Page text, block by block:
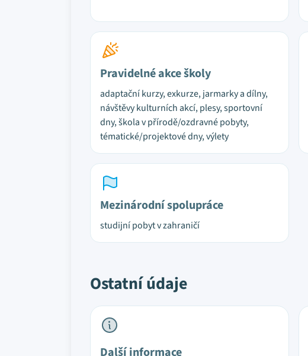
Pravidelné akce školy
adaptační kurzy, exkurze, jarmarky a dílny,
návštěvy kulturních akcí, plesy, sportovní
dny, škola v přírodě/ozdravné pobyty,
tématické/projektové dny, výlety
Mezinárodní spolupráce
studijní pobyt v zahraničí
Ostatní údaje
Další informace